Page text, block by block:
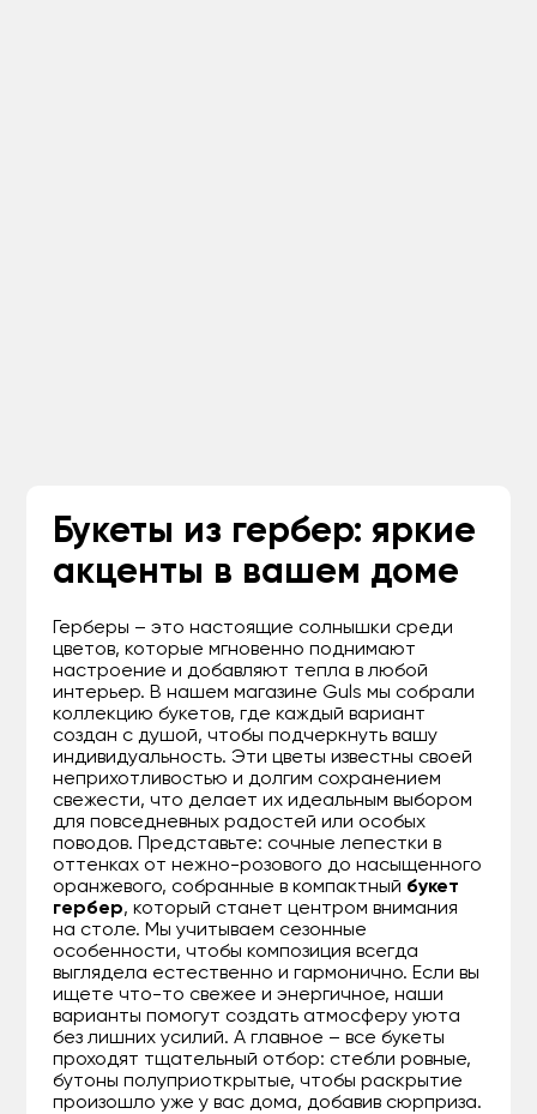
Букеты из гербер: яркие
акценты в вашем доме
Герберы – это настоящие солнышки среди
цветов, которые мгновенно поднимают
настроение и добавляют тепла в любой
интерьер. В нашем магазине Guls мы собрали
коллекцию букетов, где каждый вариант
создан с душой, чтобы подчеркнуть вашу
индивидуальность. Эти цветы известны своей
неприхотливостью и долгим сохранением
свежести, что делает их идеальным выбором
для повседневных радостей или особых
поводов. Представьте: сочные лепестки в
оттенках от нежно-розового до насыщенного
оранжевого, собранные в компактный букет
гербер, который станет центром внимания
на столе. Мы учитываем сезонные
особенности, чтобы композиция всегда
выглядела естественно и гармонично. Если вы
ищете что-то свежее и энергичное, наши
варианты помогут создать атмосферу уюта
без лишних усилий. А главное – все букеты
проходят тщательный отбор: стебли ровные,
бутоны полуприоткрытые, чтобы раскрытие
произошло уже у вас дома, добавив сюрприза.